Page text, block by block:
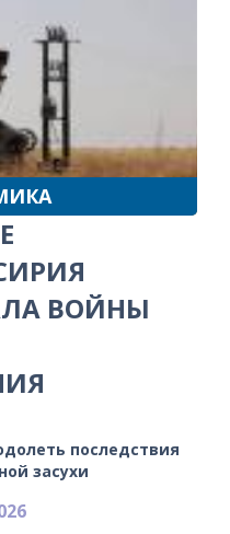
ВОЙНЫ
последствия
засухи